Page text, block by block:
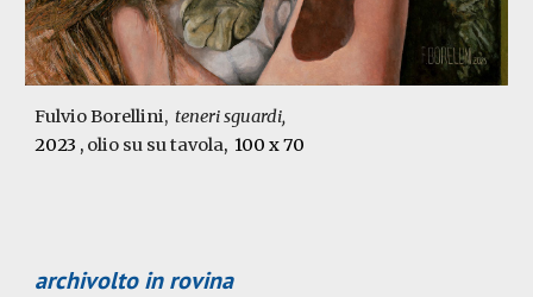
Fulvio Borellini,teneri sguardi,
2023 , olio su su tavola, 100 x 70
archivolto in rovina